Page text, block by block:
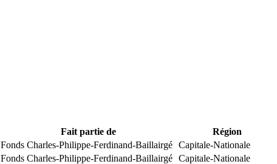
Fait partie de Région
Fonds Charles-Philippe-Ferdinand-Baillairgé Capitale-Nationale
Fonds Charles-Philippe-Ferdinand-Baillairgé Capitale-Nationale